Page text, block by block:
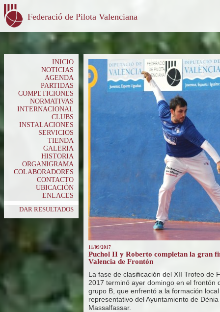
Federació de Pilota Valenciana
INICIO
NOTICIAS
AGENDA
PARTIDAS
COMPETICIONES
NORMATIVAS
INTERNACIONAL
CLUBS
INSTALACIONES
SERVICIOS
TIENDA
GALERIA
HISTORIA
ORGANIGRAMA
COLABORADORES
CONTACTO
UBICACIÓN
ENLACES
DAR RESULTADOS
11/09/2017
Puchol II y Roberto completan la gran
Valencia de Frontón
La fase de clasificación del XII Trofeo de
2017 terminó ayer domingo en el frontón
grupo B, que enfrentó a la formación
representativo del Ayuntamiento de
Massalfassar.